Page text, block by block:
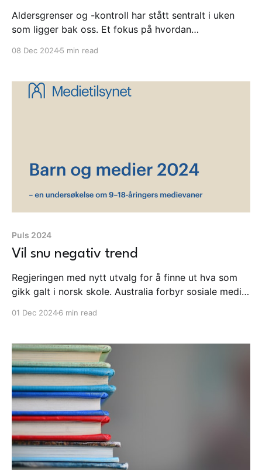
Aldersgrenser og -kontroll har stått sentralt i uken
som ligger bak oss. Et fokus på hvordan
anklages av Meta for å blande seg i politikken i USA.
08 Dec 20245 min read
Puls 2024
Vil snu negativ trend
Regjeringen med nytt utvalg for å finne ut hva som
gikk galt i norsk skole. Australia forbyr sosiale medier
digitale hverdag 2024. Dette og mye mer.
01 Dec 20246 min read